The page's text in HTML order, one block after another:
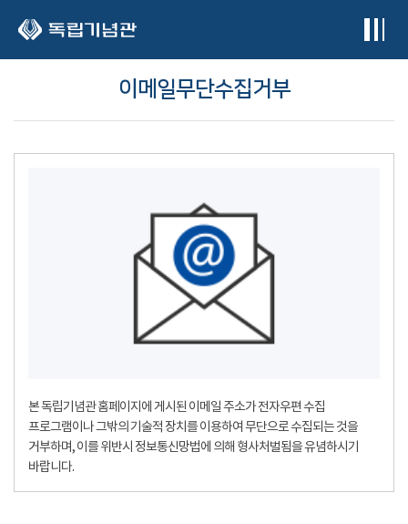
이메일무단수집거부
본 독립기념관 홈페이지에 게시된 이메일 주소가 전자우편 수집
프로그램이나 그밖의 기술적 장치를 이용하여 무단으로 수집되는 것을
거부하며, 이를 위반시 정보통신망법에 의해 형사처벌됨을 유념하시기
바랍니다.